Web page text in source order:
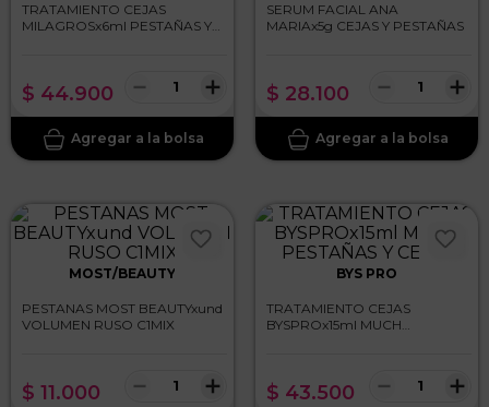
TRATAMIENTO CEJAS
MILAGROSx6ml PESTAÑAS Y
$ 44.900 ＋
－
SERUM FACIAL ANA
MARIAx5g CEJAS Y PESTAÑAS
$ 28.100 ＋
－
MOST/BEAUTY
PESTANAS MOST BEAUTYxund
VOLUMEN RUSO C1MIX
$ 11.000 ＋
－
BYS PRO
TRATAMIENTO CEJAS
BYSPROx15ml MUCH
$ 43.500 ＋
－